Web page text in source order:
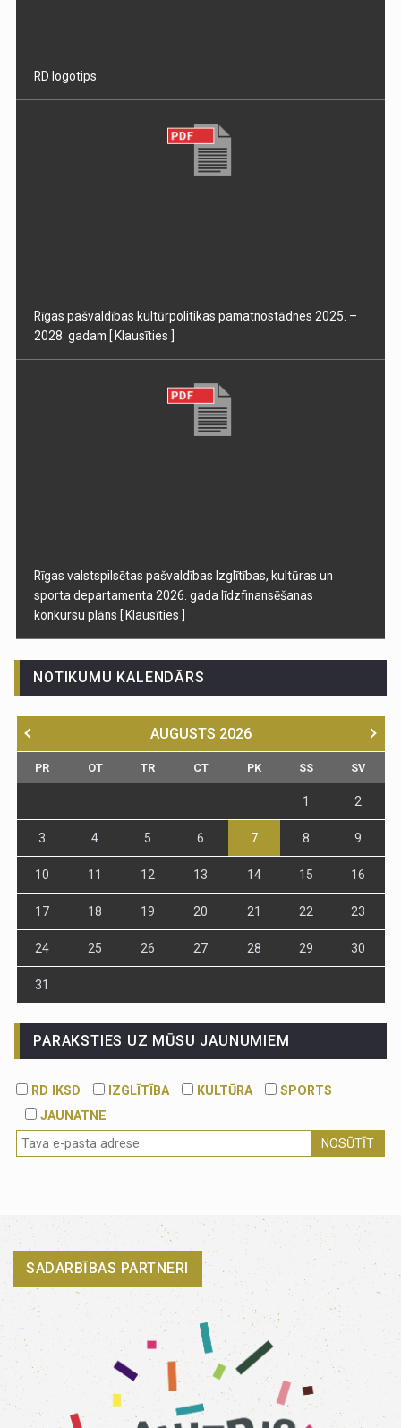
RD logotips
Rīgas pašvaldības kultūrpolitikas pamatnostādnes 2025. –
2028. gadam [ Klausīties ]
Rīgas valstspilsētas pašvaldības Izglītības, kultūras un
sporta departamenta 2026. gada līdzfinansēšanas
konkursu plāns [ Klausīties ]
NOTIKUMU KALENDĀRS
AUGUSTS 2026
PR OT TR CT PK SS SV
1 2
3 4 5 6 7 8 9
10 11 12 13 14 15 16
17 18 19 20 21 22 23
24 25 26 27 28 29 30
31
PARAKSTIES UZ MŪSU JAUNUMIEM
RD IKSD IZGLĪTĪBA KULTŪRA
SPORTS
JAUNATNE
NOSŪTĪT
SADARBĪBAS PARTNERI